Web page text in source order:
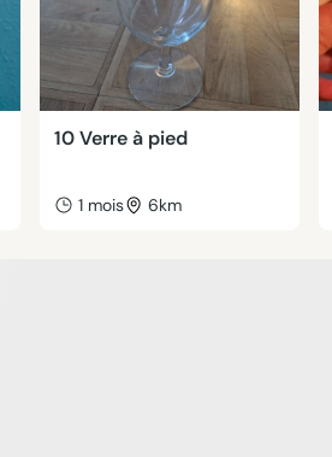
10 Verre à pied
1 mois 6km